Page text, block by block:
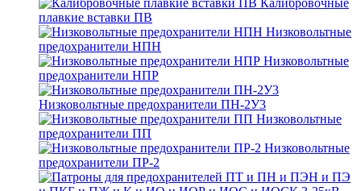
плавкие вставки ПВ
Низковольтные
предохранители НПН
Низковольтные
предохранители НПР
Низковольтные предохранители ПН-2У3
Низковольтные
предохранители ПП
Низковольтные
предохранители ПР-2